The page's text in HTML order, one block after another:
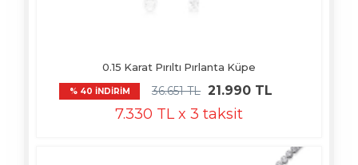
0.15 Karat Pırıltı Pırlanta Küpe
% 40 İNDİRİM 36.651 TL 21.990 TL
7.330 TL x 3 taksit